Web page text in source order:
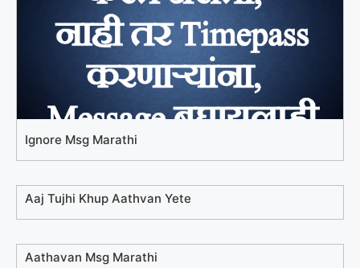
Ignore Msg Marathi
Aaj Tujhi Khup Aathvan Yete
Aathavan Msg Marathi